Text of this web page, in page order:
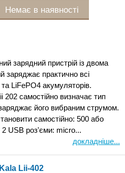
Немає в наявності
зарядний пристрій із двома
заряджає практично всі
LiFePO4 акумуляторів.
202 самостійно визначає тип
його вибраним струмом.
самостійно: 500 або
USB роз'єми: micro...
докладніше...
Lii-402